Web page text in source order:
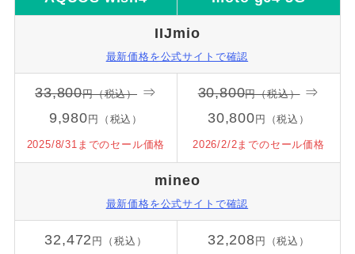
IIJmio
最新価格を公式サイトで確認
33,800円（税込） ⇒
9,980円（税込）
2025/8/31までのセール価格
30,800円（税込）⇒
30,800円（税込）
2026/2/2までのセール価格
mineo
最新価格を公式サイトで確認
32,472 円（税込） 32,208円（税込）